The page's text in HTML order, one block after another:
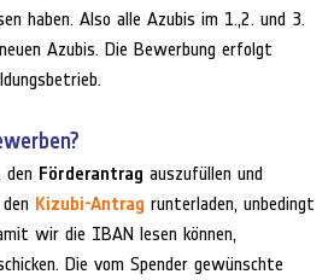
haben. Also alle Azubis im 1.,2. und 3.
Azubis. Die Bewerbung erfolgt
den Förderantrag auszufüllen und
Kizubi-Antrag runterladen, unbedingt
wir die IBAN lesen können,
Die vom Spender gewünschte